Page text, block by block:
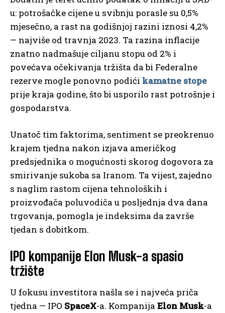
u: potrošačke cijene u svibnju porasle su 0,5%
mjesečno, a rast na godišnjoj razini iznosi 4,2%
— najviše od travnja 2023. Ta razina inflacije
znatno nadmašuje ciljanu stopu od 2% i
povećava očekivanja tržišta da bi Federalne
rezerve mogle ponovno podići kamatne stope
prije kraja godine, što bi usporilo rast potrošnje i
gospodarstva.
Unatoč tim faktorima, sentiment se preokrenuo
krajem tjedna nakon izjava američkog
predsjednika o mogućnosti skorog dogovora za
smirivanje sukoba sa Iranom. Ta vijest, zajedno
s naglim rastom cijena tehnoloških i
proizvođača poluvodiča u posljednja dva dana
trgovanja, pomogla je indeksima da završe
tjedan s dobitkom.
IPO kompanije Elon Musk-a spasio
tržište
U fokusu investitora našla se i najveća priča
tjedna — IPO SpaceX-a. Kompanija Elon Musk-a